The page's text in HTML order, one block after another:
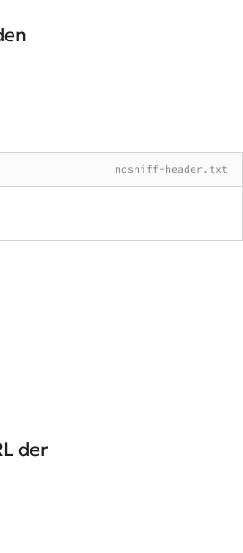
nosniff-header.txt
der